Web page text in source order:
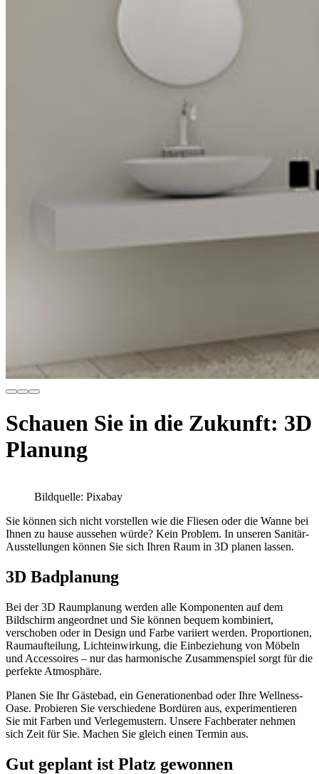
Schauen Sie in die Zukunft: 3D
Planung
Bildquelle: Pixabay
Sie können sich nicht vorstellen wie die Fliesen oder die Wanne bei
Ihnen zu hause aussehen würde? Kein Problem. In unseren Sanitär-
Ausstellungen können Sie sich Ihren Raum in 3D planen lassen.
3D Badplanung
Bei der 3D Raumplanung werden alle Komponenten auf dem
Bildschirm angeordnet und Sie können bequem kombiniert,
verschoben oder in Design und Farbe variiert werden. Proportionen,
Raumaufteilung, Lichteinwirkung, die Einbeziehung von Möbeln
und Accessoires – nur das harmonische Zusammenspiel sorgt für die
perfekte Atmosphäre.
Planen Sie Ihr Gästebad, ein Generationenbad oder Ihre Wellness-
Oase. Probieren Sie verschiedene Bordüren aus, experimentieren
Sie mit Farben und Verlegemustern. Unsere Fachberater nehmen
sich Zeit für Sie. Machen Sie gleich einen Termin aus.
Gut geplant ist Platz gewonnen